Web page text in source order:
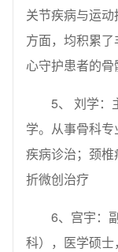
关节疾病与运
方面，均积累
心守护患者的骨
5、 刘学：
学。从事骨科
疾病诊治；颈
折微创治疗
6、宫宇：
科），医学硕